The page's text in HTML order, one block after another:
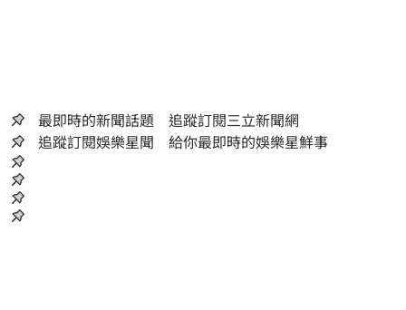
最即時的新聞話題 追蹤訂閱三立新聞網
追蹤訂閱娛樂星聞 給你最即時的娛樂星鮮事